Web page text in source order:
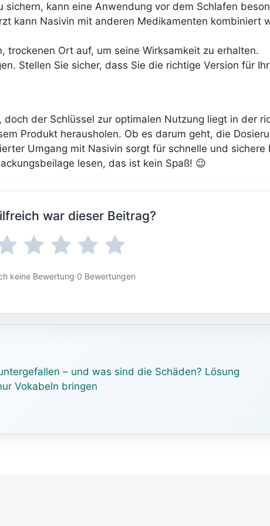
sichern, kann eine Anwendung vor dem Schlafen
kann Nasivin mit anderen Medikamenten kombiniert
trockenen Ort auf, um seine Wirksamkeit zu erhalten.
Stellen Sie sicher, dass Sie die richtige Version für
der Schlüssel zur optimalen Nutzung liegt in der
Produkt herausholen. Ob es darum geht, die
Umgang mit Nasivin sorgt für schnelle und sichere
lesen, das ist kein Spaß! 😉
war dieser Beitrag?
keine Bewertung·0 Bewertungen
– und was sind die Schäden? Lösung
Vokabeln bringen